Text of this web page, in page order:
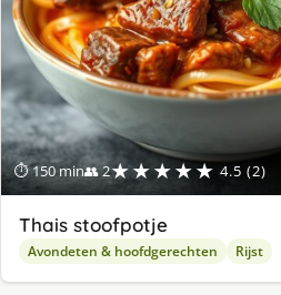
⏱ 150 min👥 2★★★★★ 4.5 (2)
Thais stoofpotje
Avondeten & hoofdgerechten Rijst